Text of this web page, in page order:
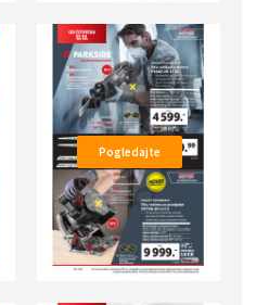
Pogledajte